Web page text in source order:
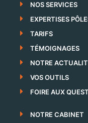
NOS SERVICES
EXPERTISES
TARIFS
TÉMOIGNAGES
NOTRE
VOS OUTILS
FOIRE AUX
NOTRE CABINET